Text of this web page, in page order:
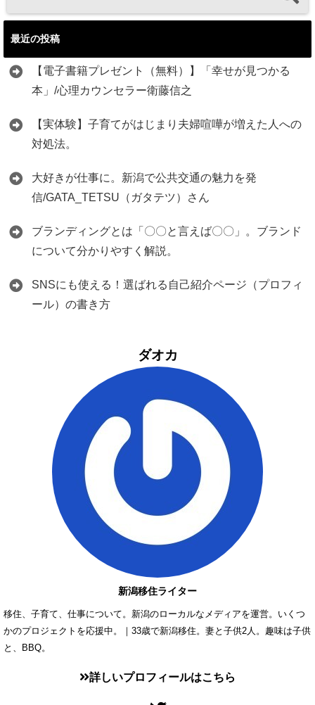
最近の投稿
【電子書籍プレゼント（無料）】「幸せが見つかる
本」/心理カウンセラー衛藤信之
【実体験】子育てがはじまり夫婦喧嘩が増えた人への
対処法。
大好きが仕事に。新潟で公共交通の魅力を発
信/GATA_TETSU（ガタテツ）さん
ブランディングとは「〇〇と言えば〇〇」。ブランド
について分かりやすく解説。
SNSにも使える！選ばれる自己紹介ページ（プロフィ
ール）の書き方
ダオカ
新潟移住ライター
移住、子育て、仕事について。新潟のローカルなメディアを運営。いくつ
かのプロジェクトを応援中。｜33歳で新潟移住。妻と子供2人。趣味は子供
と、BBQ。
詳しいプロフィールはこちら